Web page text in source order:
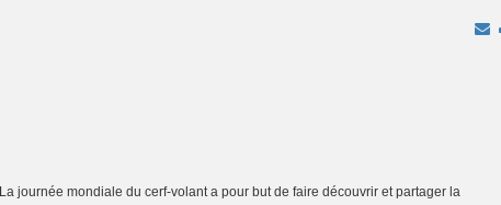
La journée mondiale du cerf-volant a pour but de faire découvrir et partager la